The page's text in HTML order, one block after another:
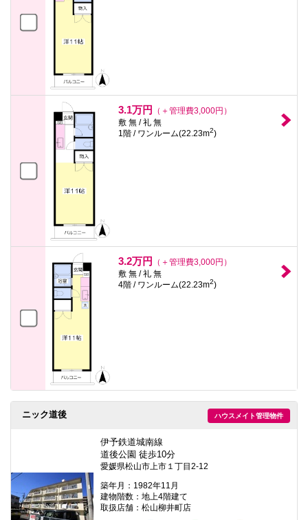
3.1万円
（＋管理費3,000円）
敷 無 / 礼 無
1階 / ワンルーム(22.23m2)
3.2万円
（＋管理費3,000円）
敷 無 / 礼 無
4階 / ワンルーム(22.23m2)
ハウスメイト管理物件
ニック道後
伊予鉄道城南線
道後公園 徒歩10分
愛媛県松山市上市１丁目2-12
築年月：1982年11月
建物階数：地上4階建て
取扱店舗：松山柳井町店